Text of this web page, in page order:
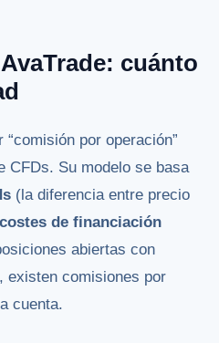
cuánto
por operación”
CFDs. Su modelo se basa
(la diferencia entre precio
costes de financiación
abiertas con
existen comisiones por
cuenta.